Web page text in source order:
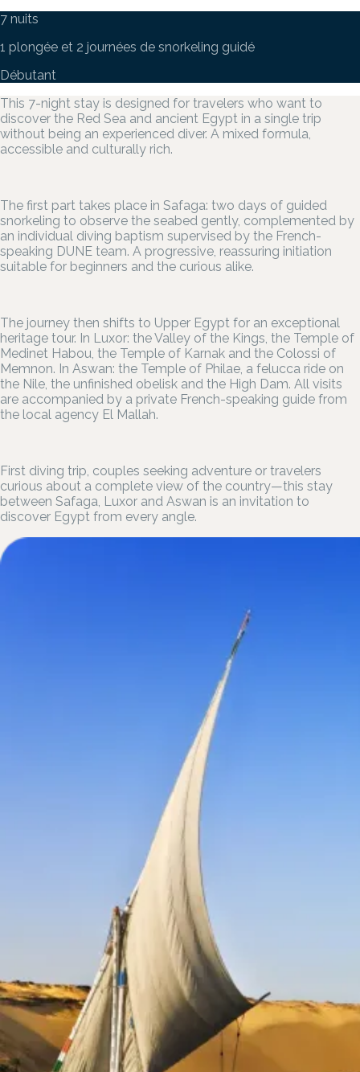
7 nuits
1 plongée et 2 journées de snorkeling guidé
Débutant
This 7-night stay is designed for travelers who want to
discover the Red Sea and ancient Egypt in a single trip
without being an experienced diver. A mixed formula,
accessible and culturally rich.
The first part takes place in Safaga: two days of guided
snorkeling to observe the seabed gently, complemented by
an individual diving baptism supervised by the French-
speaking DUNE team. A progressive, reassuring initiation
suitable for beginners and the curious alike.
The journey then shifts to Upper Egypt for an exceptional
heritage tour. In Luxor: the Valley of the Kings, the Temple of
Medinet Habou, the Temple of Karnak and the Colossi of
Memnon. In Aswan: the Temple of Philae, a felucca ride on
the Nile, the unfinished obelisk and the High Dam. All visits
are accompanied by a private French-speaking guide from
the local agency El Mallah.
First diving trip, couples seeking adventure or travelers
curious about a complete view of the country—this stay
between Safaga, Luxor and Aswan is an invitation to
discover Egypt from every angle.